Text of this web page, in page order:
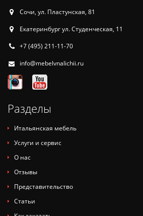
Сочи, ул. Пластунская, 81
Екатеринбург ул. Студенческая, 11
+7 (495) 211-11-70
info@mebelvnalichii.ru
Разделы
Итальянская мебель
Услуги и сервис
О нас
Отзывы
Представительство
Статьи